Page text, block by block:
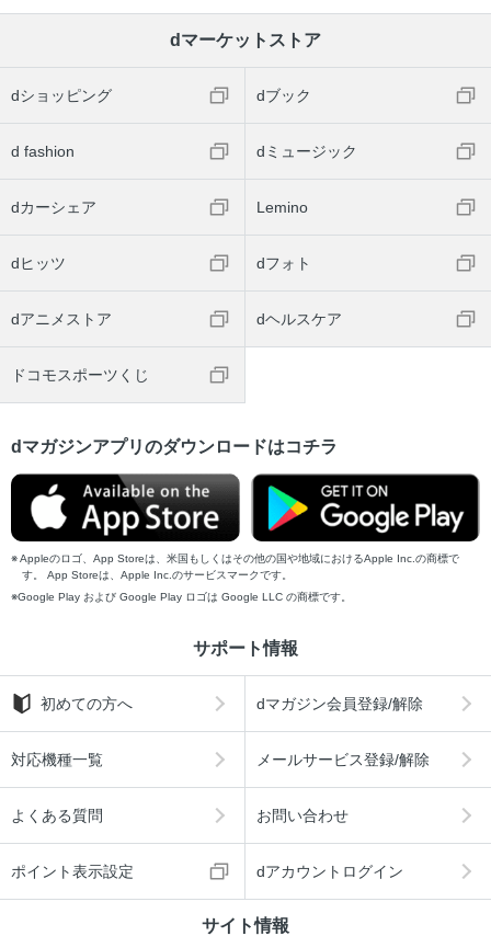
dマーケットストア
dショッピング dブック
d fashion dミュージック
dカーシェア Lemino
dヒッツ dフォト
dアニメストア dヘルスケア
ドコモスポーツくじ
dマガジンアプリのダウンロードはコチラ
Appleのロゴ、App Storeは、米国もしくはその他の国や地域におけるApple Inc.の商標で
す。 App Storeは、Apple Inc.のサービスマークです。
Google Play および Google Play ロゴは Google LLC の商標です。
サポート情報
初めての方へ dマガジン会員登録/解除
対応機種一覧 メールサービス登録/解除
よくある質問 お問い合わせ
ポイント表示設定 dアカウントログイン
サイト情報